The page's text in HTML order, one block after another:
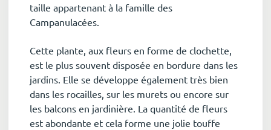
taille appartenant à la famille des
Campanulacées.
Cette plante, aux fleurs en forme de clochette,
est le plus souvent disposée en bordure dans les
jardins. Elle se développe également très bien
dans les rocailles, sur les murets ou encore sur
les balcons en jardinière. La quantité de fleurs
est abondante et cela forme une jolie touffe